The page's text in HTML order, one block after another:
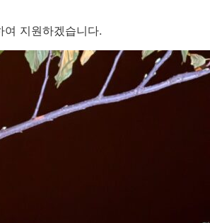
지원하겠습니다.